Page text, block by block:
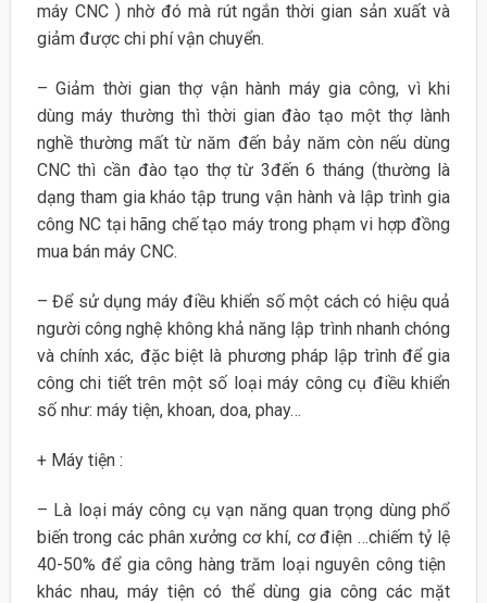
máy CNC ) nhờ đó mà rút ngắn thời gian sản xuất và
giảm được chi phí vận chuyển.
– Giảm thời gian thợ vận hành máy gia công, vì khi
dùng máy thường thì thời gian đào tạo một thợ lành
nghề thường mất từ năm đến bảy năm còn nếu dùng
CNC thì cần đào tạo thợ từ 3đến 6 tháng (thường là
dạng tham gia kháo tập trung vận hành và lập trình gia
công NC tại hãng chế tạo máy trong phạm vi hợp đồng
mua bán máy CNC.
– Để sử dụng máy điều khiển số một cách có hiệu quả
người công nghệ không khả năng lập trình nhanh chóng
và chính xác, đặc biệt là phương pháp lập trình để gia
công chi tiết trên một số loại máy công cụ điều khiển
số như: máy tiện, khoan, doa, phay…
+ Máy tiện :
– Là loại máy công cụ vạn năng quan trọng dùng phổ
biến trong các phân xưởng cơ khí, cơ điện …chiếm tỷ lệ
40-50% để gia công hàng trăm loại nguyên công tiện
khác nhau, máy tiện có thể dùng gia công các mặt